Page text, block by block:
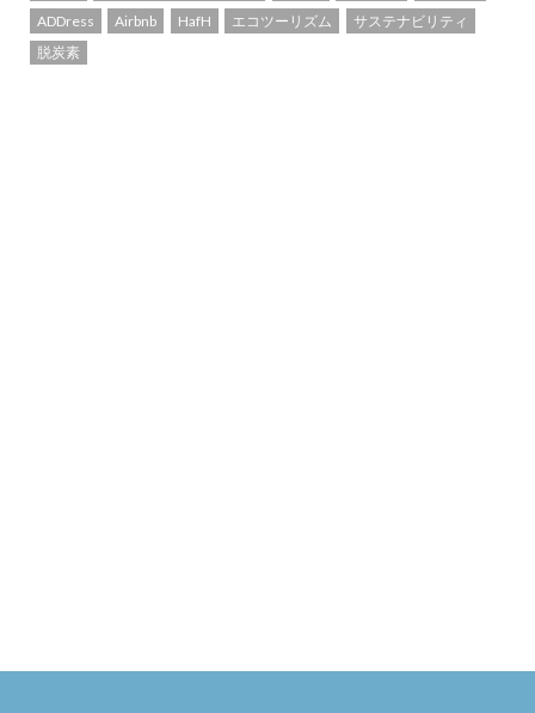
ADDress
Airbnb HafH エコツーリズム
サステナビリティ
脱炭素